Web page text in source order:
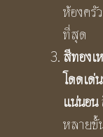
ห้องครั
ที่สุด
สีทองเ
โดดเด่
แน่นอน
หลายขั้